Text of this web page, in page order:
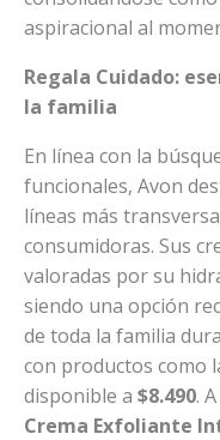
aspiracional al
Regala Cuidado:
la familia
En línea con la
funcionales, Avon
líneas más
consumidoras. Sus
valoradas por su
siendo una opción
de toda la familia
con productos como
disponible a $8.490.
Crema Exfoliante